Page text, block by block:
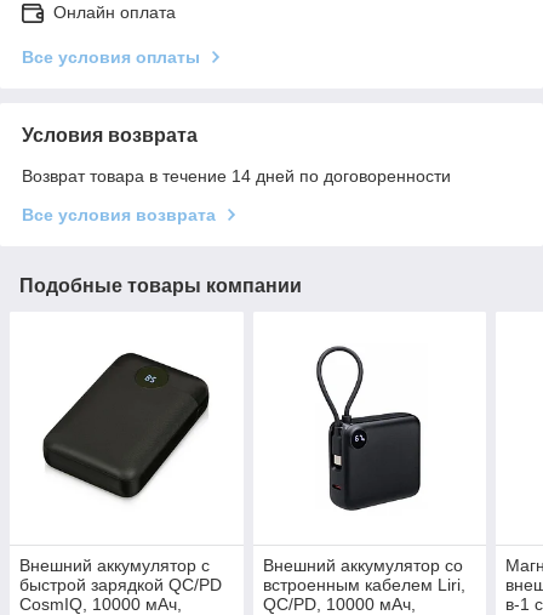
Онлайн оплата
Все условия оплаты
Условия возврата
Возврат товара в течение 14 дней по договоренности
Все условия возврата
Подобные товары компании
Внешний аккумулятор с
быстрой зарядкой QC/PD
CosmIQ, 10000 мАч,
Внешний аккумулятор со
встроенным кабелем Liri,
QC/PD, 10000 мАч,
в-1